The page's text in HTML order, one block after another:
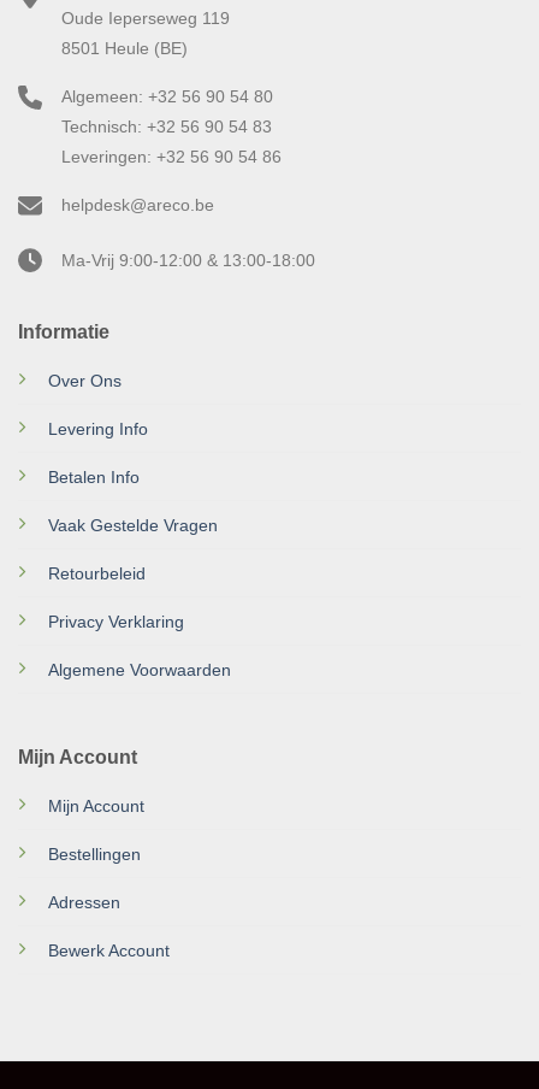
Informatie
Over Ons
Levering Info
Betalen Info
Vaak Gestelde Vragen
Retourbeleid
Privacy Verklaring
Algemene Voorwaarden
Mijn Account
Mijn Account
Bestellingen
Adressen
Bewerk Account
Oude Ieperseweg 119
8501 Heule (BE)
Algemeen: +32 56 90 54 80
Technisch: +32 56 90 54 83
Leveringen: +32 56 90 54 86
helpdesk@areco.be
Ma-Vrij 9:00-12:00 & 13:00-18:00